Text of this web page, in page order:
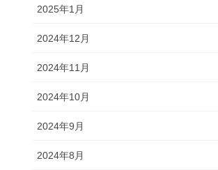
2025年1月
2024年12月
2024年11月
2024年10月
2024年9月
2024年8月